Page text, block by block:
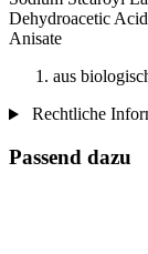
Dehydroacetic
Anisate
aus
Rechtliche
Passend dazu